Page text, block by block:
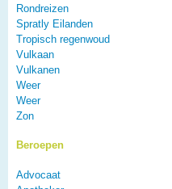
Rondreizen
Spratly Eilanden
Tropisch regenwoud
Vulkaan
Vulkanen
Weer
Weer
Zon
Beroepen
Advocaat